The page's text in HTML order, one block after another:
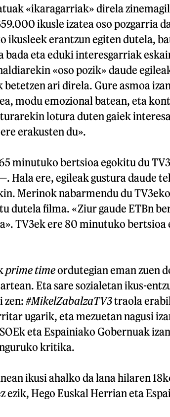
«ikaragarriak» direla
ikusle izatea oso pozgarria
ikusleek erantzun egiten dutela,
bada eta eduki interesgarriak
«oso pozik» daude
betetzen ari direla. Gure asmoa
modu emozional batean, eta
lotura duten gaiek
erakusten du».
minutuko bertsioa egokitu du
Hala ere, egileak gustura daude
Merinok nabarmendu du
dutela filma. «Ziur gaude ETBn
TV3ek ere 80 minutuko bertsioa
prime timeordutegian eman zuen
Eta sare sozialetan ikus-
zen:#MikelZabalzaTV3traola
ugarik, eta mezuetan nagusi
eta Espainiako Gobernuak
kritika.
ikusi ahalko da lana hilaren
ezik, Hego Euskal Herrian eta